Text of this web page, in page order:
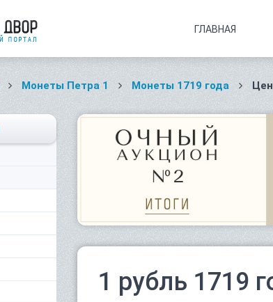
ГЛАВНАЯ
Монеты Петра 1 Монеты 1719 года
1 рубль 1719